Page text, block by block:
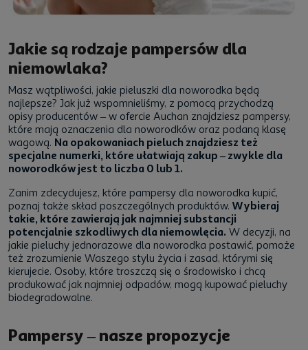
Jakie są rodzaje pampersów dla
niemowlaka?
Masz wątpliwości, jakie pieluszki dla noworodka będą
najlepsze? Jak już wspomnieliśmy, z pomocą przychodzą
opisy producentów – w ofercie Auchan znajdziesz pampersy,
które mają oznaczenia dla noworodków oraz podaną klasę
wagową. Na opakowaniach pieluch znajdziesz też
specjalne numerki, które ułatwiają zakup – zwykle dla
noworodków jest to liczba 0 lub 1.
Zanim zdecydujesz, które pampersy dla noworodka kupić,
poznaj także skład poszczególnych produktów. Wybieraj
takie, które zawierają jak najmniej substancji
potencjalnie szkodliwych dla niemowlęcia. W decyzji, na
jakie pieluchy jednorazowe dla noworodka postawić, pomoże
też zrozumienie Waszego stylu życia i zasad, którymi się
kierujecie. Osoby, które troszczą się o środowisko i chcą
produkować jak najmniej odpadów, mogą kupować pieluchy
biodegradowalne.
Pampersy – nasze propozycje